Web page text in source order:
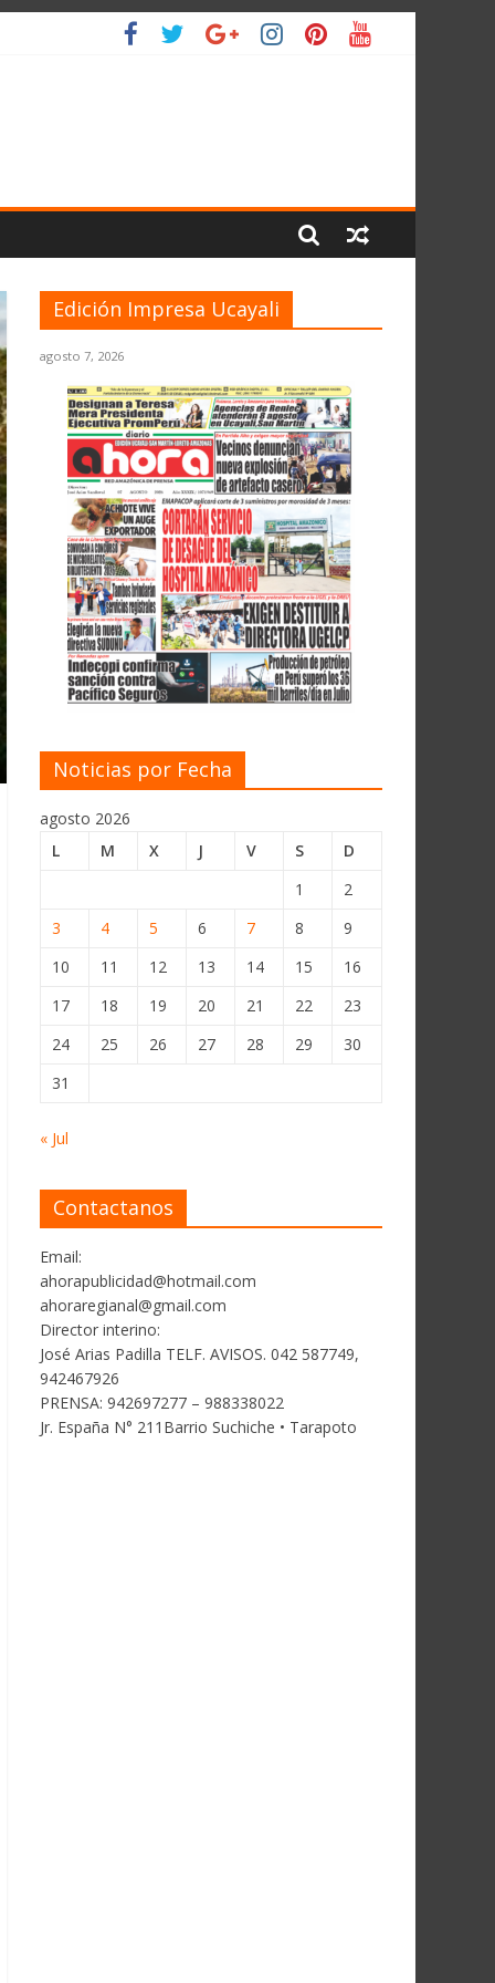
Edición Impresa Ucayali
agosto 7, 2026
Noticias por Fecha
agosto 2026
L
M X J V S
D
1
2
3
4 5 6 7 8
9
10
11 12 13 14 15
16
17
18 19 20 21 22
23
24
25 26 27 28 29
30
31
« Jul
Contactanos
Email:
ahorapublicidad@hotmail.com
ahoraregianal@gmail.com
Director interino:
José Arias Padilla TELF. AVISOS. 042 587749,
942467926
PRENSA: 942697277 – 988338022
Jr. España N° 211Barrio Suchiche • Tarapoto